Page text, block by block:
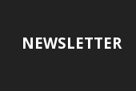
NEWSLETTER